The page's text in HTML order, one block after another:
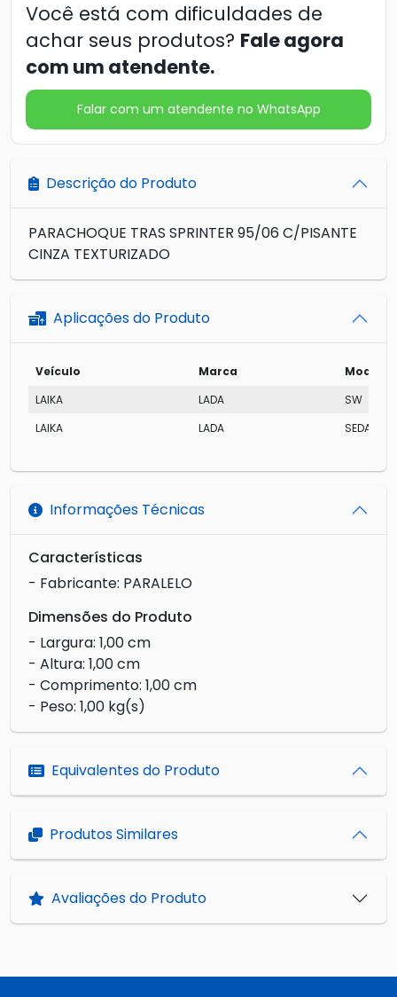
Você está com dificuldades de
achar seus produtos? Fale agora
com um atendente.
Falar com um atendente no WhatsApp
Descrição do Produto
PARACHOQUE TRAS SPRINTER 95/06 C/PISANTE
CINZA TEXTURIZADO
Aplicações do Produto
Veículo Marca
Modelo
LAIKA
LADA
SW
LAIKA
LADA SEDAN
Informações Técnicas
Características
- Fabricante: PARALELO
Dimensões do Produto
- Largura: 1,00 cm
- Altura: 1,00 cm
- Comprimento: 1,00 cm
- Peso: 1,00 kg(s)
Equivalentes do Produto
Produtos Similares
Avaliações do Produto